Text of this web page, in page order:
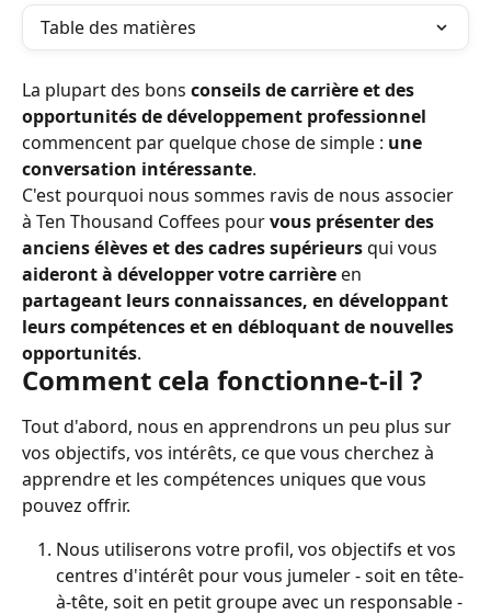
Table des matières
La plupart des bons conseils de carrière et des
opportunités dedéveloppement professionnel
commencent par quelque chose de simple : une
conversation intéressante.
C'est pourquoi nous sommes ravis de nous associer
à Ten Thousand Coffees pour vous présenter des
anciens élèves et des cadres supérieurs qui vous
aideront à développer votre carrière en
partageant leurs connaissances, en développant
leurs compétences et en débloquant de nouvelles
opportunités.
Comment cela fonctionne-t-il ?
Tout d'abord, nous en apprendrons un peu plus sur
vos objectifs, vos intérêts, ce que vous cherchez à
apprendre et les compétences uniques que vous
pouvez offrir.
Nous utiliserons votre profil, vos objectifs et vos
centres d'intérêt pour vous jumeler - soit en tête-
à-tête, soit en petit groupe avec un responsable -